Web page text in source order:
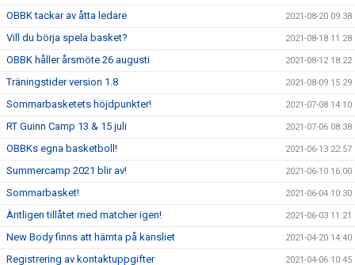
OBBK tackar av åtta ledare 2021-08-20 09:38
Vill du börja spela basket? 2021-08-18 11:28
OBBK håller årsmöte 26 augusti 2021-08-12 18:22
Träningstider version 1.8 2021-08-09 15:29
Sommarbasketets höjdpunkter! 2021-07-08 14:10
RT Guinn Camp 13 & 15 juli 2021-07-06 08:38
OBBKs egna basketboll! 2021-06-13 22:57
Summercamp 2021 blir av! 2021-06-10 16:00
Sommarbasket! 2021-06-04 10:30
Äntligen tillåtet med matcher igen! 2021-06-03 11:21
New Body finns att hämta på kansliet 2021-04-20 14:40
Registrering av kontaktuppgifter 2021-04-06 10:45